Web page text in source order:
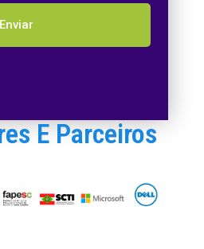
Enviar
E Parceiros